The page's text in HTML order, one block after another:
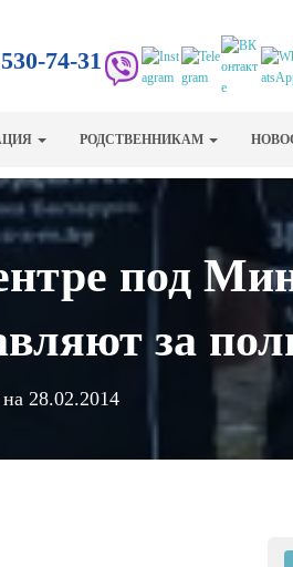
74-31
РОДСТВЕННИКАМ
под
за
28.02.2014